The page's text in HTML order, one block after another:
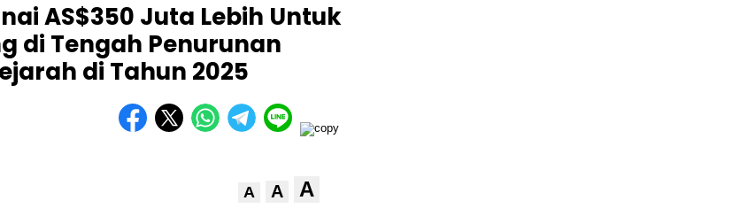
AS$350 Juta Lebih Untuk
di Tengah Penurunan
di Tahun 2025
A A A